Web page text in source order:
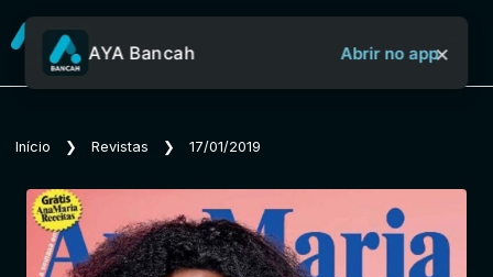
Sobre o Aya Bancah
AYA Bancah Abrir no app×
Início ❯ Revistas ❯ 17/01/2019